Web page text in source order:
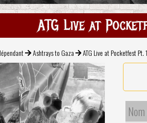
ATG Live at
Ashtrays to Gaza ATG Live at Pocketfest Pt. 1